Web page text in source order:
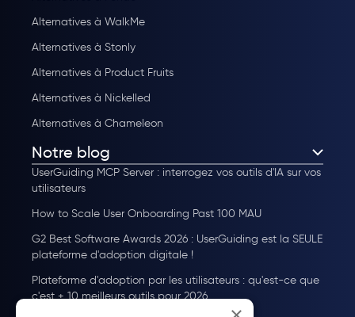
Alternatives à WalkMe
Alternatives à Stonly
Alternatives à Product Fruits
Alternatives à Nickelled
Alternatives à Chameleon
Notre blog
UserGuiding MCP Server : interrogez vos outils d'IA sur vos
utilisateurs
How to Scale User Onboarding Past 100 MAU
G2 Best Software Awards 2026 : UserGuiding est la SEULE
plateforme d'adoption digitale !
Plateforme d'adoption par les utilisateurs : qu'est-ce que
c'est + 10 meilleurs outils pour 2026